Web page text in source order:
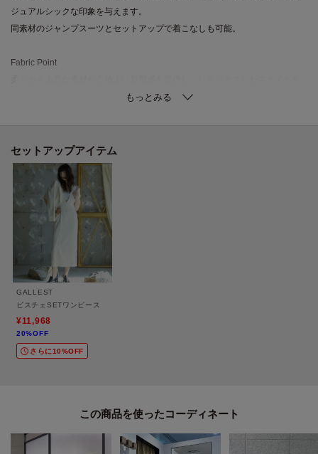
ジュアルシックな印象を与えます。
同素材のジャンプスーツとセットアップで着こなしも可能。
Fabric Point
モデル身長：174cm 着用サイズ：38（M）
＊＊＊＊＊＊＊＊＊＊＊＊＊＊＊＊＊＊＊＊＊＊＊＊＊＊＊＊＊
気になるアイテムは【お気に入り登録】がおすすめ！
気になるアイテムのページにある「ハートマーク」をクリックして簡単に追
加できます。
登録すると、再入荷通知やお値下げ情報をメルマガにてお知らせします。
マイページにてお気に入り一覧もチェックできます。
＊＊＊＊＊＊＊＊＊＊＊＊＊＊＊＊＊＊＊＊＊＊＊＊＊＊＊＊＊
た、パソコン・スマートフォンなどの環境により、若干製品と画像のカラー
が異なる場合もございます。
セットアップアイテム
GALLEST
ビスチェSETワンピース
¥11,968
20%OFF
さらに10%OFF
この商品を使った